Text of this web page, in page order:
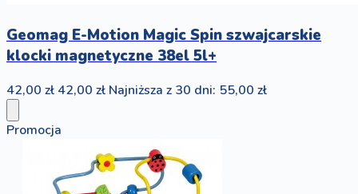
Geomag E-Motion Magic Spin szwajcarskie
klocki magnetyczne 38el 5l+
42,00 zł 42,00 zł Najniższa z 30 dni: 55,00 zł
Promocja